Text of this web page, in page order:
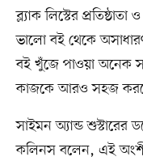
ব্ল্যাক লিস্টের প্রতিষ্ঠাতা
ভালো বই থেকে
বই খুঁজে পাওয়া অনেক
কাজকে আরও সহজ
সাইমন অ্যান্ড শুস্টারের
কলিনস বলেন, এই